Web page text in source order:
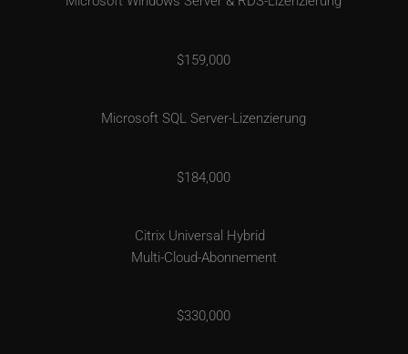
$159,000
Microsoft SQL Server-Lizenzierung
$184,000
Citrix Universal Hybrid
Multi-Cloud-Abonnement
$330,000